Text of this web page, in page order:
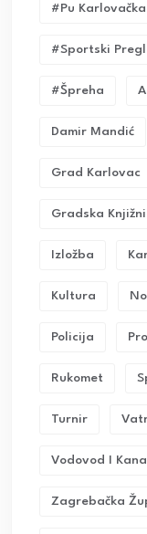
#pu Karlovačka
#sportski
#Špreha
Damir Mandić
Grad Karlovac
Gradska
Izložba
Kultura
Policija
Rukomet
Turnir
Vodovod I
Zagrebačka